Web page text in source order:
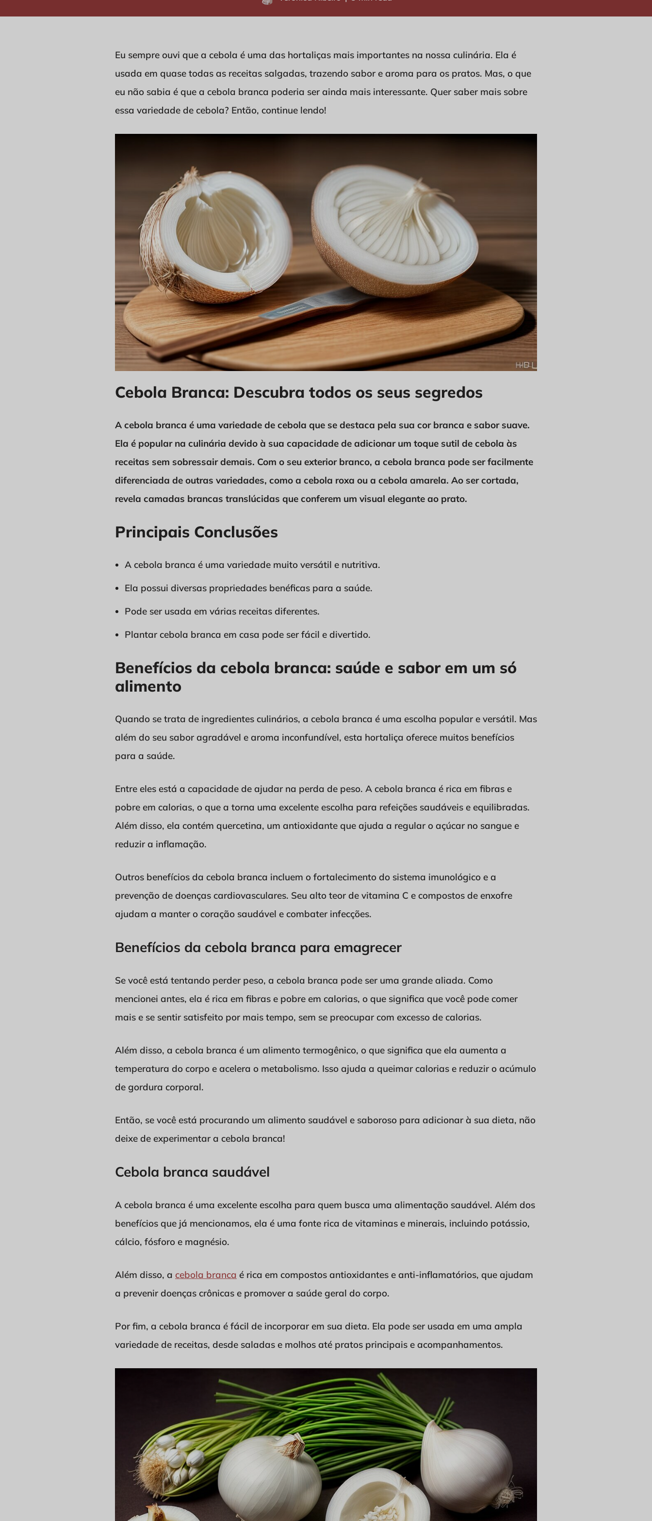
Eu sempre ouvi que a cebola é uma das hortaliças mais importantes na nossa culinária. Ela é
usada em quase todas as receitas salgadas, trazendo sabor e aroma para os pratos. Mas, o que
eu não sabia é que a cebola branca poderia ser ainda mais interessante. Quer saber mais sobre
essa variedade de cebola? Então, continue lendo!
Cebola Branca: Descubra todos os seus segredos
A cebola branca é uma variedade de cebola que se destaca pela sua cor branca e sabor suave.
Ela é popular na culinária devido à sua capacidade de adicionar um toque sutil de cebola às
receitas sem sobressair demais. Com o seu exterior branco, a cebola branca pode ser facilmente
diferenciada de outras variedades, como a cebola roxa ou a cebola amarela. Ao ser cortada,
revela camadas brancas translúcidas que conferem um visual elegante ao prato.
Principais Conclusões
A cebola branca é uma variedade muito versátil e nutritiva.
Ela possui diversas propriedades benéficas para a saúde.
Pode ser usada em várias receitas diferentes.
Plantar cebola branca em casa pode ser fácil e divertido.
Benefícios da cebola branca: saúde e sabor em um só
alimento
Quando se trata de ingredientes culinários, a cebola branca é uma escolha popular e versátil. Mas
além do seu sabor agradável e aroma inconfundível, esta hortaliça oferece muitos benefícios
para a saúde.
Entre eles está a capacidade de ajudar na perda de peso. A cebola branca é rica em fibras e
pobre em calorias, o que a torna uma excelente escolha para refeições saudáveis e equilibradas.
Além disso, ela contém quercetina, um antioxidante que ajuda a regular o açúcar no sangue e
reduzir a inflamação.
Outros benefícios da cebola branca incluem o fortalecimento do sistema imunológico e a
prevenção de doenças cardiovasculares. Seu alto teor de vitamina C e compostos de enxofre
ajudam a manter o coração saudável e combater infecções.
Benefícios da cebola branca para emagrecer
Se você está tentando perder peso, a cebola branca pode ser uma grande aliada. Como
mencionei antes, ela é rica em fibras e pobre em calorias, o que significa que você pode comer
mais e se sentir satisfeito por mais tempo, sem se preocupar com excesso de calorias.
Além disso, a cebola branca é um alimento termogênico, o que significa que ela aumenta a
temperatura do corpo e acelera o metabolismo. Isso ajuda a queimar calorias e reduzir o acúmulo
de gordura corporal.
Então, se você está procurando um alimento saudável e saboroso para adicionar à sua dieta, não
deixe de experimentar a cebola branca!
Cebola branca saudável
A cebola branca é uma excelente escolha para quem busca uma alimentação saudável. Além dos
benefícios que já mencionamos, ela é uma fonte rica de vitaminas e minerais, incluindo potássio,
cálcio, fósforo e magnésio.
Além disso, a cebola branca é rica em compostos antioxidantes e anti-inflamatórios, que ajudam
a prevenir doenças crônicas e promover a saúde geral do corpo.
Por fim, a cebola branca é fácil de incorporar em sua dieta. Ela pode ser usada em uma ampla
variedade de receitas, desde saladas e molhos até pratos principais e acompanhamentos.